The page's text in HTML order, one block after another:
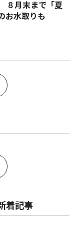
８月末まで「夏
お水取りも
着記事